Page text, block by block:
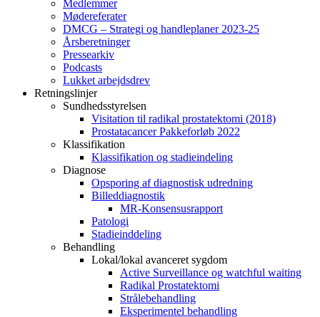
Medlemmer
Mødereferater
DMCG – Strategi og handleplaner 2023-25
Årsberetninger
Pressearkiv
Podcasts
Lukket arbejdsdrev
Retningslinjer
Sundhedsstyrelsen
Visitation til radikal prostatektomi (2018)
Prostatacancer Pakkeforløb 2022
Klassifikation
Klassifikation og stadieindeling
Diagnose
Opsporing af diagnostisk udredning
Billeddiagnostik
MR-Konsensusrapport
Patologi
Stadieinddeling
Behandling
Lokal/lokal avanceret sygdom
Active Surveillance og watchful waiting
Radikal Prostatektomi
Strålebehandling
Eksperimentel behandling